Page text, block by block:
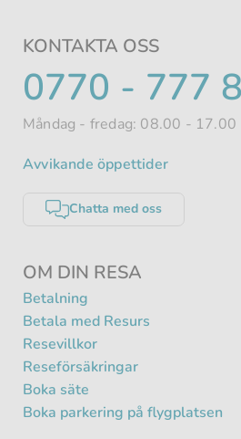
OM DIN RESA
Betalning
Betala med Resurs
Resevillkor
Reseförsäkringar
Boka säte
Boka parkering på flygplatsen
KONTAKTA OSS
0770 - 777
Måndag - fredag: 08.00 - 17.00
Avvikande öppettider
Chatta med oss